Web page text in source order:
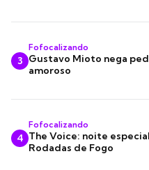
3
Fofocalizando
Gustavo Mioto nega
amoroso
4
Fofocalizando
The Voice: noite
Rodadas de Fogo